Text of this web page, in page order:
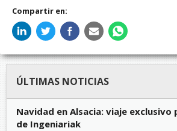
Compartir en:
ÚLTIMAS NOTICIAS
Navidad en Alsacia: viaje exclusivo
de Ingeniariak